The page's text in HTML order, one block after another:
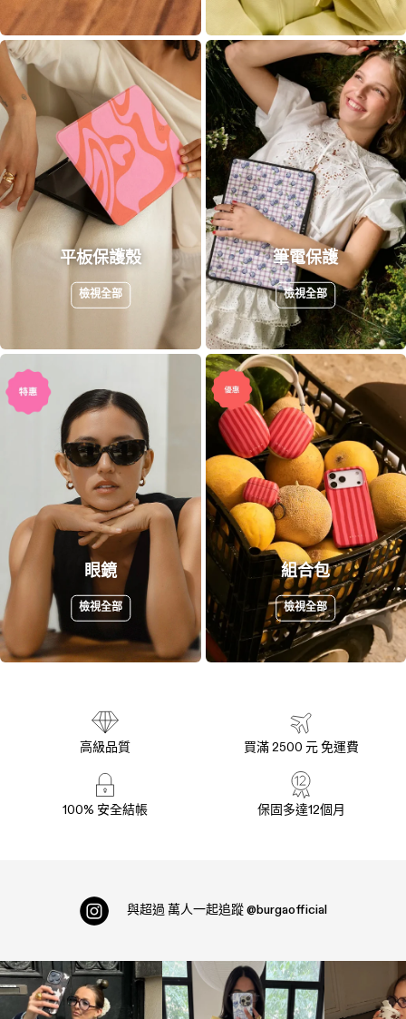
平板保護殼
檢視全部
筆電保護
檢視全部
眼鏡
檢視全部
組合包
檢視全部
高級品質 買滿 2500 元 免運費
100% 安全結帳 保固多達12個月
與超過 萬人一起追蹤 @burgaofficial